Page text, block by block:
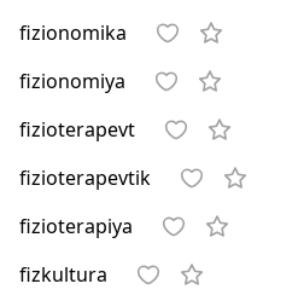
fizionomika
fizionomiya
fizioterapevt
fizioterapevtik
fizioterapiya
fizkultura